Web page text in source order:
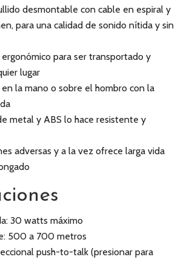
desmontable con cable en espiral y
para una calidad de sonido nítida y sin
para ser transportado y
lugar
la mano o sobre el hombro con la
metal y ABS lo hace resistente y
adversas y a la vez ofrece larga vida
30 watts máximo
500 a 700 metros
push-to-talk (presionar para